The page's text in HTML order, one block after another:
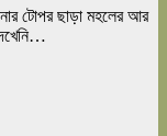
টোপর ছাড়া মহলের আর